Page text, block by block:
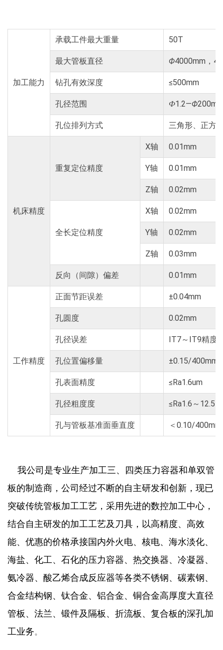
加工能力
承载工件最大重量 50T
最大管板直径 Ф4000mm，
钻孔有效深度 ≤500mm
孔径范围 Ф1.2―Ф
孔位排列方式 三角形、正方
机床精度
重复定位精度
X轴 0.01mm
Y轴 0.01mm
Z轴 0.02mm
全长定位精度
X轴 0.02mm
Y轴 0.02mm
Z轴 0.03mm
反向（间隙）偏差 0.01mm
工作精度
正面节距误差 ±0.04mm
孔圆度 0.02mm
孔径误差 IT7～IT9精度
孔位置偏移量 ±0.15/400mm
孔表面精度 ≤Ra1.6um
孔径粗度度 ≤Ra1.6～
孔与管板基准面垂直度 ＜0.10/
我公司是专业生产加工三、四类压力容器和单双管
板的制造商，公司经过不断的自主研发和创新，现已
突破传统管板加工工艺，采用先进的数控加工中心，
结合自主研发的加工工艺及刀具，以高精度、高效
能、优惠的价格承接国内外火电、核电、海水淡化、
海盐、化工、石化的压力容器、热交换器、冷凝器、
氨冷器、酸乙烯合成反应器等各类不锈钢、碳素钢、
合金结构钢、钛合金、铝合金、铜合金高厚度大直径
管板、法兰、锻件及隔板、折流板、复合板的深孔加
工业务。